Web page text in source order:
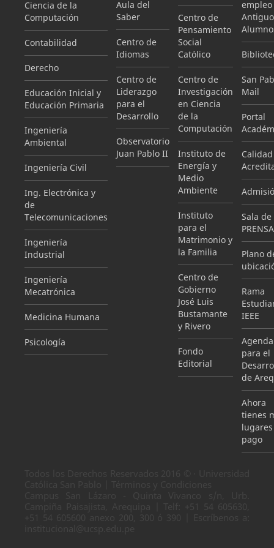
Ciencia de la
Computación
Contabilidad
Derecho
Educación Inicial y
Educación Primaria
Ingeniería
Ambiental
Ingeniería Civil
Ing. Electrónica y
de
Telecomunicaciones
Ingeniería
Industrial
Ingeniería
Mecatrónica
Medicina Humana
Psicología
Aula del
Saber
Centro de
Idiomas
Centro de
Liderazgo
para el
Desarrollo
Observatorio
Juan Pablo II
Centro de
Pensamiento
Social
Católico
Centro de
Investigación
en Ciencia
de la
Computación
Instituto de
Energía y
Medio
Ambiente
Instituto
para el
Matrimonio y
la Familia
Centro de
Gobierno
José Luis
Bustamante
y Rivero
Fondo
Editorial
empleo
San
Mail
Portal
Sala de
PRENSA
Plano
Rama
IEEE
Agenda
para el
de
Ahora
tienes
pago